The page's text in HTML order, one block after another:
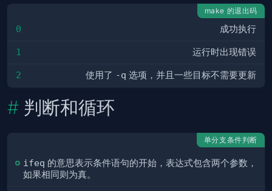
make 的退出码
0 成功执行
1 运行时出现错误
2 使用了 -q 选项，并且一些目标不需要更新
判断和循环
单分支条件判断
ifeq 的意思表示条件语句的开始，表达式包含两个参数，
如果相同则为真。